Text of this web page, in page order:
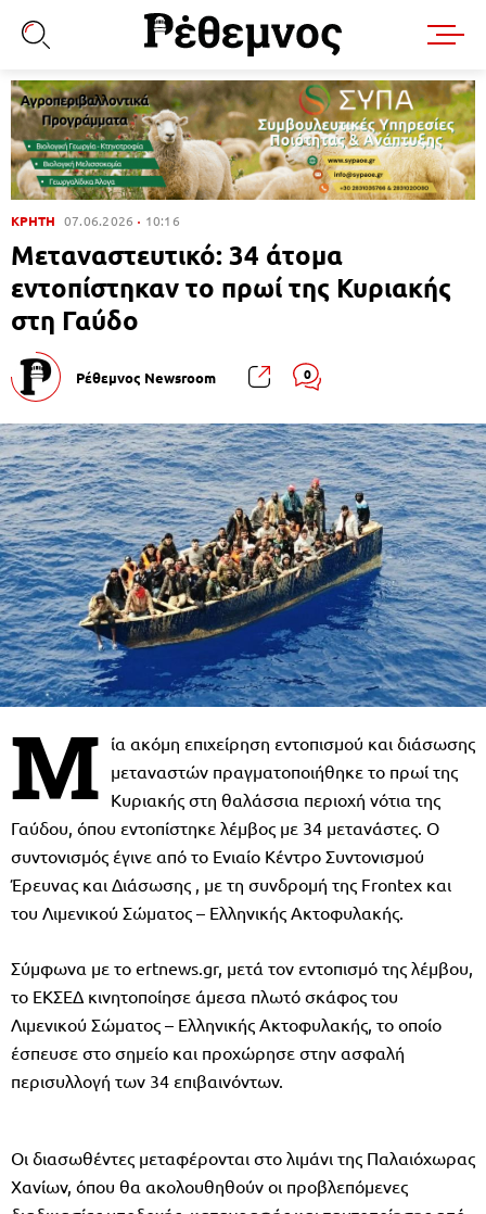
ΚΡΗΤΗ 07.06.2026 10:16
Μεταναστευτικό: 34 άτομα
εντοπίστηκαν το πρωί της Κυριακής
στη Γαύδο
Ρέθεμνος Newsroom 0
Μ ία ακόμη επιχείρηση εντοπισμού και διάσωσης
μεταναστών πραγματοποιήθηκε το πρωί της
Κυριακής στη θαλάσσια περιοχή νότια της
Γαύδου, όπου εντοπίστηκε λέμβος με 34 μετανάστες. Ο
συντονισμός έγινε από το Ενιαίο Κέντρο Συντονισμού
Έρευνας και Διάσωσης , με τη συνδρομή της Frontex και
του Λιμενικού Σώματος – Ελληνικής Ακτοφυλακής.
Σύμφωνα με το ertnews.gr, μετά τον εντοπισμό της λέμβου,
το ΕΚΣΕΔ κινητοποίησε άμεσα πλωτό σκάφος του
Λιμενικού Σώματος – Ελληνικής Ακτοφυλακής, το οποίο
έσπευσε στο σημείο και προχώρησε στην ασφαλή
περισυλλογή των 34 επιβαινόντων.
Οι διασωθέντες μεταφέρονται στο λιμάνι της Παλαιόχωρας
Χανίων, όπου θα ακολουθηθούν οι προβλεπόμενες